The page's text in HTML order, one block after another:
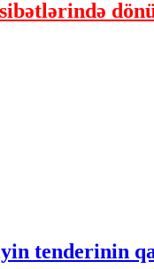
tenderinin